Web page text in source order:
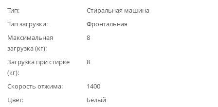
Тип
Стиральная машина
Тип загрузки
Фронтальная
Максимальная
загрузка (кг)
8
Загрузка при стирке
(кг)
8
Скорость отжима
1400
Цвет
Белый